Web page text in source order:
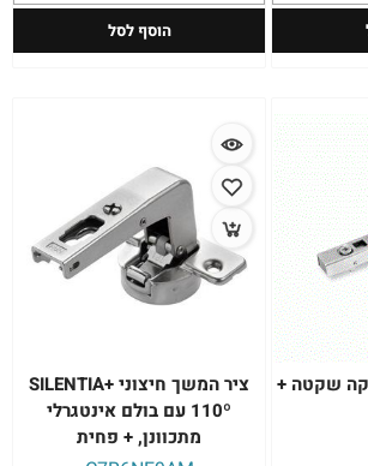
הוסף לסל
שקטה +
ציר המשך חיצוני SILENTIA+
110º עם בולם אינטגרלי
מתכוונן, + פחית